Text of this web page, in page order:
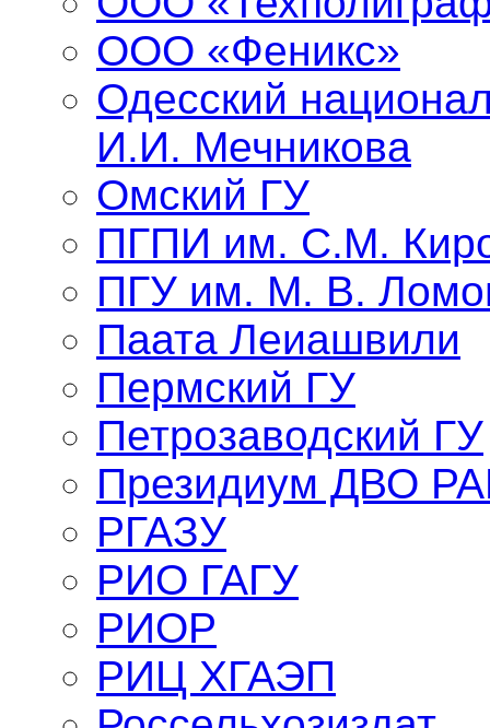
ООО «Феникс»
Одесский
И.И. Мечникова
Омский ГУ
ПГПИ им. С.М.
ПГУ им. М. В.
Паата Леиашвили
Пермский ГУ
Петрозаводский ГУ
Президиум ДВО
РГАЗУ
РИО ГАГУ
РИОР
РИЦ ХГАЭП